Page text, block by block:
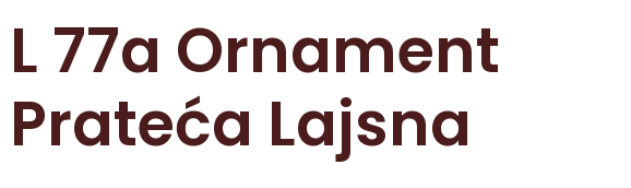
L 77a Ornament
Prateća Lajsna